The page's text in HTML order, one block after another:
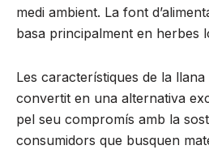
medi ambient. La font
basa principalment en herbes
Les característiques de la llana
convertit en una alternativa
pel seu compromís amb la
consumidors que busquen